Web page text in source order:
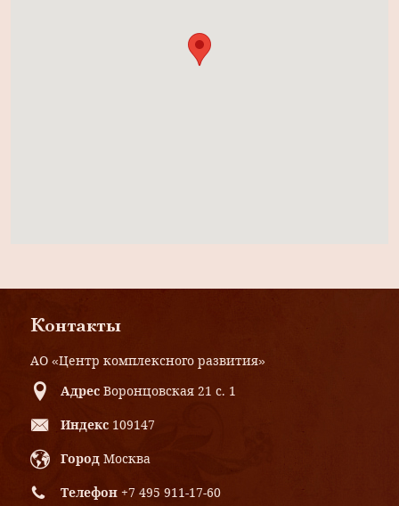
Контакты
АО «Центр комплексного развития»
Адрес Воронцовская 21 с. 1
Индекс 109147
Город Москва
Телефон +7 495 911-17-60